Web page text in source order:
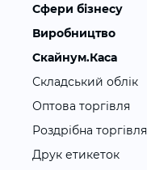
Сфери бізнесу
Виробництво
Скайнум.Каса
Складський облік
Оптова торгівля
Роздрібна торгівля
Друк етикеток